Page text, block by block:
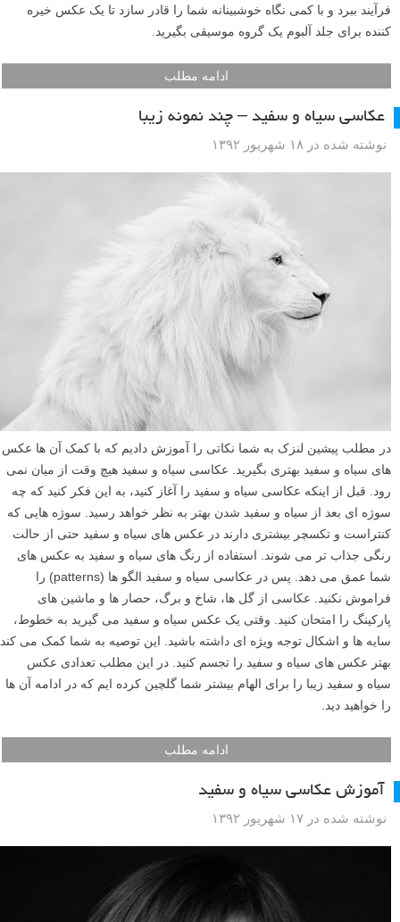
فرآیند ببرد و با کمی نگاه خوشبینانه شما را قادر سازد تا یک عکس خیره
کننده برای جلد آلبوم یک گروه موسیقی بگیرید.
ادامه مطلب
عکاسی سیاه و سفید – چند نمونه زیبا
نوشته شده در ۱۸ شهریور ۱۳۹۲
در مطلب پیشین لنزک به شما نکاتی را آموزش دادیم که با کمک آن ها عکس
های سیاه و سفید بهتری بگیرید. عکاسی سیاه و سفید هیچ وقت از میان نمی
رود. قبل از اینکه عکاسی سیاه و سفید را آغاز کنید، به این فکر کنید که چه
سوژه ای بعد از سیاه و سفید شدن بهتر به نظر خواهد رسید. سوژه هایی که
کنتراست و تکسچر بیشتری دارند در عکس های سیاه و سفید حتی از حالت
رنگی جذاب تر می شوند. استفاده از رنگ های سیاه و سفید به عکس های
شما عمق می دهد. پس در عکاسی سیاه و سفید الگو ها (patterns) را
فراموش نکنید. عکاسی از گل ها، شاخ و برگ، حصار ها و ماشین های
پارکینگ را امتحان کنید. وقتی یک عکس سیاه و سفید می گیرید به خطوط،
سایه ها و اشکال توجه ویژه ای داشته باشید. این توصیه به شما کمک می کند
بهتر عکس های سیاه و سفید را تجسم کنید. در این مطلب تعدادی عکس
سیاه و سفید زیبا را برای الهام بیشتر شما گلچین کرده ایم که در ادامه آن ها
را خواهید دید.
ادامه مطلب
آموزش عکاسی سیاه و سفید
نوشته شده در ۱۷ شهریور ۱۳۹۲